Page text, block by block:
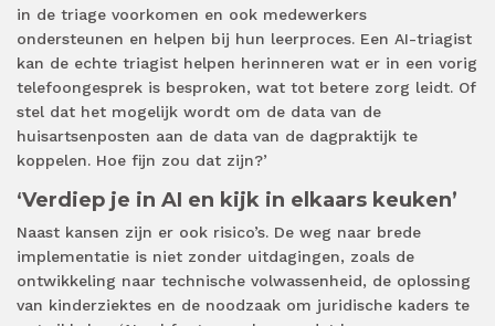
in de triage voorkomen en ook medewerkers
ondersteunen en helpen bij hun leerproces. Een AI-triagist
kan de echte triagist helpen herinneren wat er in een vorig
telefoongesprek is besproken, wat tot betere zorg leidt. Of
stel dat het mogelijk wordt om de data van de
huisartsenposten aan de data van de dagpraktijk te
koppelen. Hoe fijn zou dat zijn?’
‘Verdiep je in AI en kijk in elkaars keuken’
Naast kansen zijn er ook risico’s. De weg naar brede
implementatie is niet zonder uitdagingen, zoals de
ontwikkeling naar technische volwassenheid, de oplossing
van kinderziektes en de noodzaak om juridische kaders te